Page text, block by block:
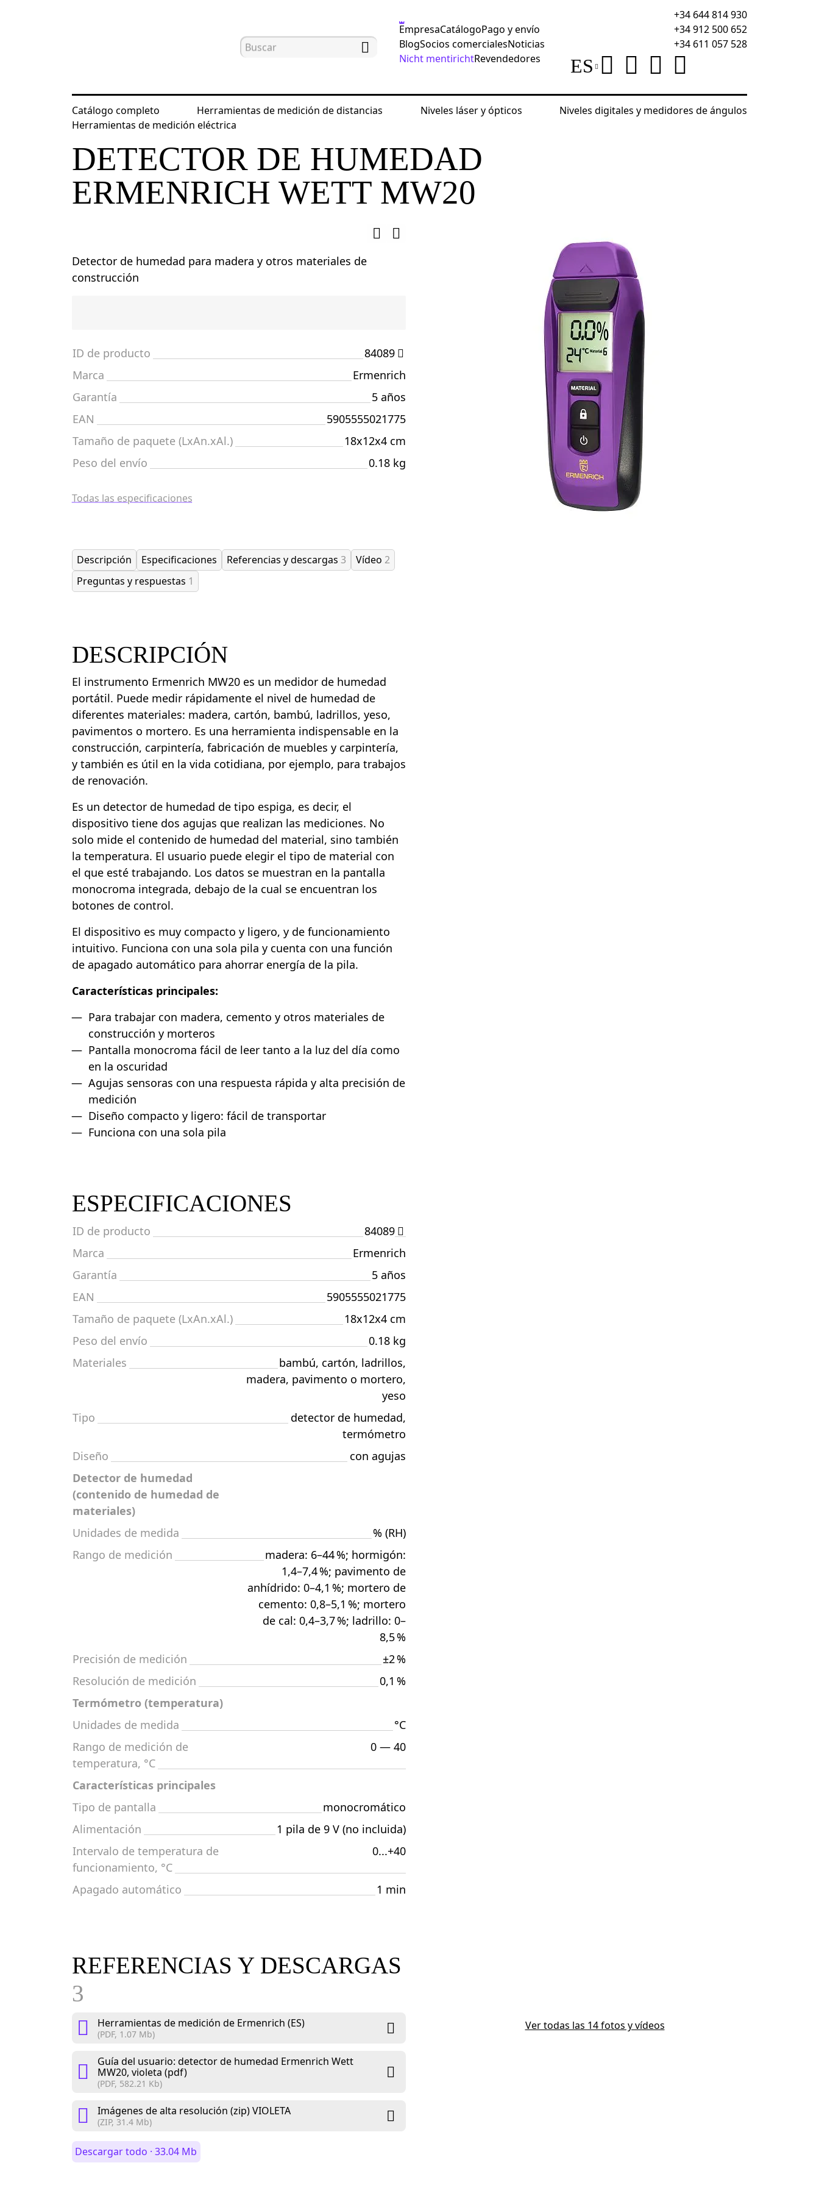
EmpresaCatálogoPago y envío
BlogSocios comercialesNoticias
Nicht mentirichtRevendedores
+34 644 814 930
+34 912 500 652
+34 611 057 528
ES
Catálogo completo Herramientas de medición de distancias Niveles láser y ópticos
Niveles digitales y medidores de ángulos
Herramientas de medición eléctrica
Inicio Catálogo Detectores de humedad Detector de humedad Ermenrich Wett MW20
DETECTOR DE HUMEDAD
ERMENRICH WETT MW20
Ver todas las 14 fotos y vídeos
Detector de humedad para madera y otros materiales de
construcción
ID de producto
84089
Marca
Ermenrich
Garantía
5 años
EAN
5905555021775
Tamaño de paquete (LxAn.xAl.)
18x12x4 cm
Peso del envío
0.18 kg
Todas las especificaciones
Descripción Especificaciones Referencias y descargas 3 Vídeo 2
Preguntas y respuestas 1
DESCRIPCIÓN
El instrumento Ermenrich MW20 es un medidor de humedad
portátil. Puede medir rápidamente el nivel de humedad de
diferentes materiales: madera, cartón, bambú, ladrillos, yeso,
pavimentos o mortero. Es una herramienta indispensable en la
construcción, carpintería, fabricación de muebles y carpintería,
y también es útil en la vida cotidiana, por ejemplo, para trabajos
de renovación.
Es un detector de humedad de tipo espiga, es decir, el
dispositivo tiene dos agujas que realizan las mediciones. No
solo mide el contenido de humedad del material, sino también
la temperatura. El usuario puede elegir el tipo de material con
el que esté trabajando. Los datos se muestran en la pantalla
monocroma integrada, debajo de la cual se encuentran los
botones de control.
El dispositivo es muy compacto y ligero, y de funcionamiento
intuitivo. Funciona con una sola pila y cuenta con una función
de apagado automático para ahorrar energía de la pila.
Características principales:
Para trabajar con madera, cemento y otros materiales de
construcción y morteros
Pantalla monocroma fácil de leer tanto a la luz del día como
en la oscuridad
Agujas sensoras con una respuesta rápida y alta precisión de
medición
Diseño compacto y ligero: fácil de transportar
Funciona con una sola pila
ESPECIFICACIONES
ID de producto
84089
Marca
Ermenrich
Garantía
5 años
EAN
5905555021775
Tamaño de paquete (LxAn.xAl.)
18x12x4 cm
Peso del envío
0.18 kg
Materiales
bambú, cartón, ladrillos,
madera, pavimento o mortero,
yeso
Tipo
detector de humedad,
termómetro
Diseño
con agujas
Detector de humedad
(contenido de humedad de
materiales)
Unidades de medida
% (RH)
Rango de medición
madera: 6–44 %; hormigón:
1,4–7,4 %; pavimento de
anhídrido: 0–4,1 %; mortero de
cemento: 0,8–5,1 %; mortero
de cal: 0,4–3,7 %; ladrillo: 0–
8,5 %
Precisión de medición
±2 %
Resolución de medición
0,1 %
Termómetro (temperatura)
Unidades de medida
°C
Rango de medición de
temperatura, °С
0 — 40
Características principales
Tipo de pantalla
monocromático
Alimentación
1 pila de 9 V (no incluida)
Intervalo de temperatura de
funcionamiento, °C
0...+40
Apagado automático 1 min
REFERENCIAS Y DESCARGAS
3
Herramientas de medición de Ermenrich (ES)
(PDF, 1.07 Mb)
Guía del usuario: detector de humedad Ermenrich Wett
MW20, violeta (pdf)
(PDF, 582.21 Kb)
Imágenes de alta resolución (zip) VIOLETA
(ZIP, 31.4 Mb)
Descargar todo · 33.04 Mb